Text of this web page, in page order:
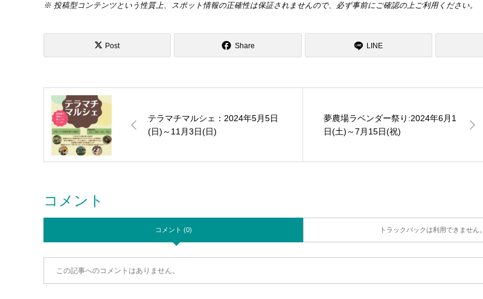
※ 投稿型コンテンツという性質上、スポット情報の正確性は保証されませんので、必ず事前にご確認の上ご利用ください。
Post Share LINE
テラマチマルシェ：2024年5月5日
(日)～11月3日(日)
夢農場ラベンダー祭り:2024年6月1
日(土)～7月15日(祝)
コメント
コメント (0) トラックバックは利用できません。
この記事へのコメントはありません。